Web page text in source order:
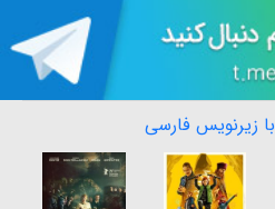
با زیرنویس فارسی